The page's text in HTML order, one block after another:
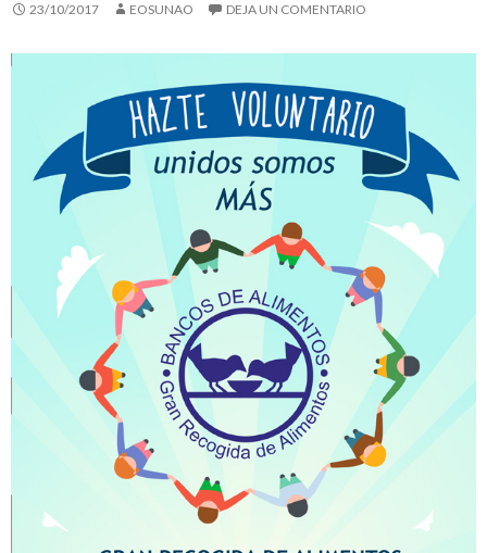
23/10/2017 EOSUNAO DEJA UN COMENTARIO